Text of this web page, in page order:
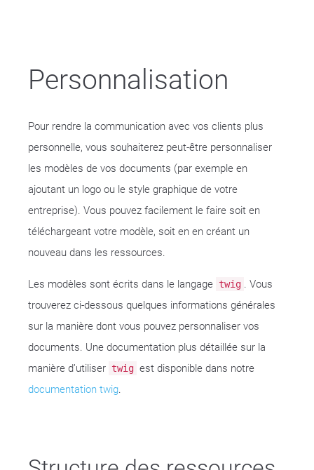
Personnalisation
Pour rendre la communication avec vos clients plus
personnelle, vous souhaiterez peut-être personnaliser
les modèles de vos documents (par exemple en
ajoutant un logo ou le style graphique de votre
entreprise). Vous pouvez facilement le faire soit en
téléchargeant votre modèle, soit en en créant un
nouveau dans les ressources.
Les modèles sont écrits dans le langage twig . Vous
trouverez ci-dessous quelques informations générales
sur la manière dont vous pouvez personnaliser vos
documents. Une documentation plus détaillée sur la
manière d’utiliser twig est disponible dans notre
documentation twig.